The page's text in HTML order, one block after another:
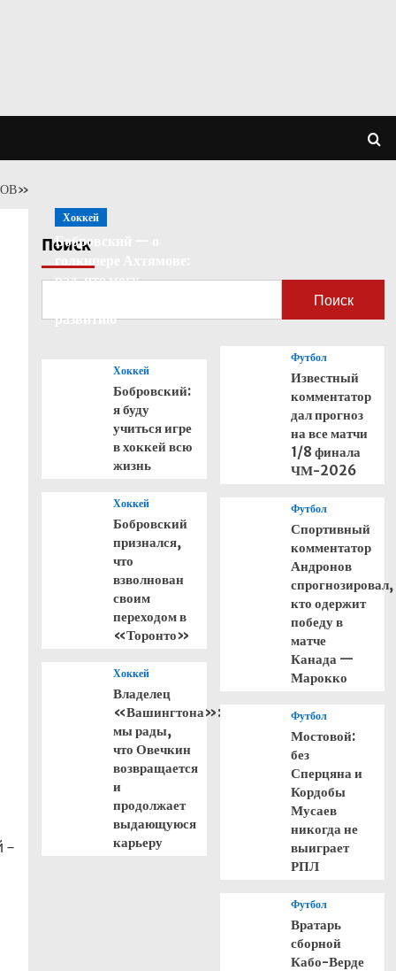
–
Поиск
Поиск
Хоккей
Бобровский — о
рад, что могу
развитию
Хоккей
Бобровский:
я буду
учиться игре
в хоккей всю
жизнь
Хоккей
Бобровский
признался,
что
взволнован
своим
переходом в
«Торонто»
Хоккей
Владелец
«Вашингтона»:
мы рады,
что Овечкин
возвращается
и
продолжает
выдающуюся
карьеру
Футбол
Известный
комментатор
дал прогноз
на все матчи
1/8 финала
ЧМ-2026
Футбол
Спортивный
комментатор
Андронов
спрогнозировал,
кто одержит
победу в
матче
Канада —
Марокко
Футбол
Мостовой:
без
Сперцяна и
Кордобы
Мусаев
никогда не
выиграет
РПЛ
Футбол
Вратарь
сборной
Кабо-Верде